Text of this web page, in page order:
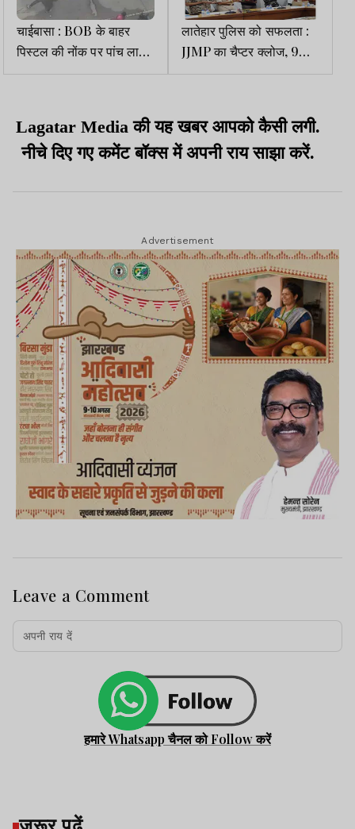
चाईबासा : BOB के बाहर
पिस्टल की नोंक पर पांच लाख
की लूट, वारदात CCTV में कैद
लातेहार पुलिस को सफलता :
JJMP का चैप्टर क्लोज, 9
नक्सलियों ने हथियार के साथ
Lagatar Media की यह खबर आपको कैसी लगी.
नीचे दिए गए कमेंट बॉक्स में अपनी राय साझा करें.
Advertisement
Leave a Comment
हमारे Whatsapp चैनल को Follow करें